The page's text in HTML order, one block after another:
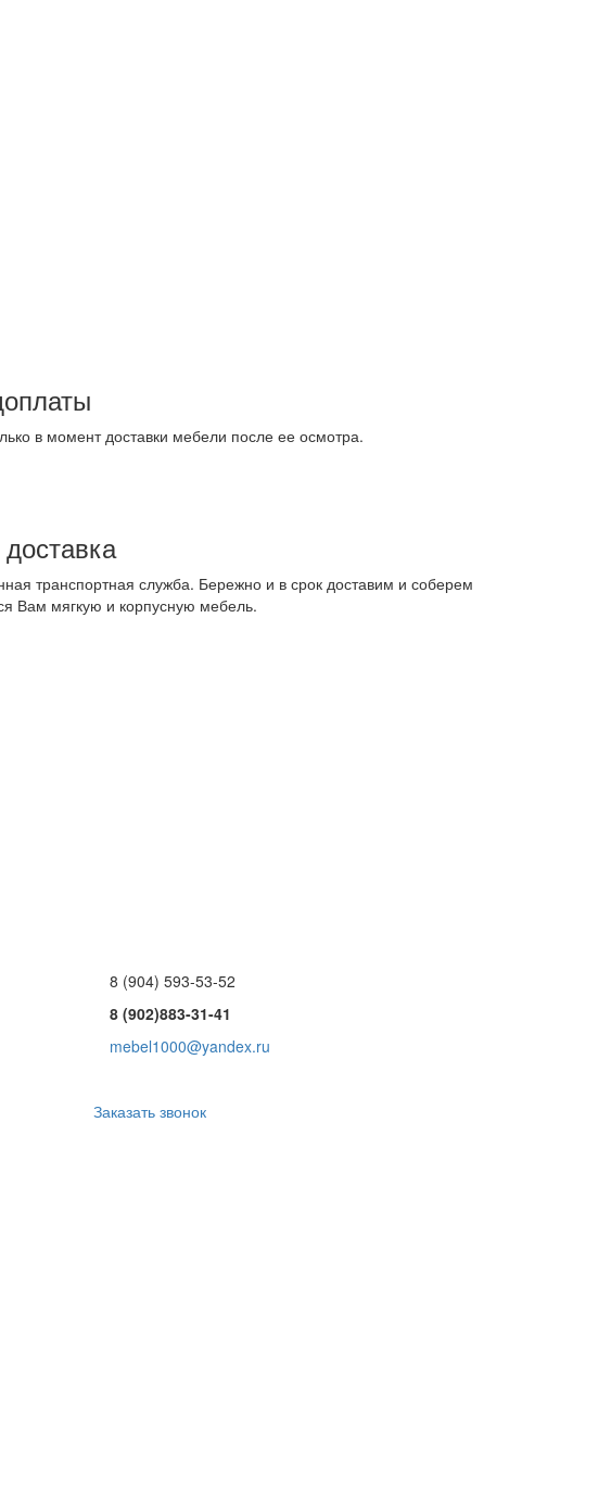
в момент доставки мебели после ее осмотра.
транспортная служба. Бережно и в срок доставим и соберем
Вам мягкую и корпусную мебель.
8 (904) 593-53-52
8 (902)883-31-41
mebel1000@yandex.ru
Заказать звонок